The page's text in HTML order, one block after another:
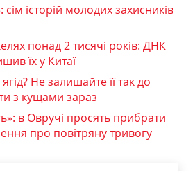
історій молодих захисників
понад 2 тисячі років: ДНК
їх у Китаї
Не залишайте її так до
з кущами зараз
в Овручі просять прибрати
про повітряну тривогу